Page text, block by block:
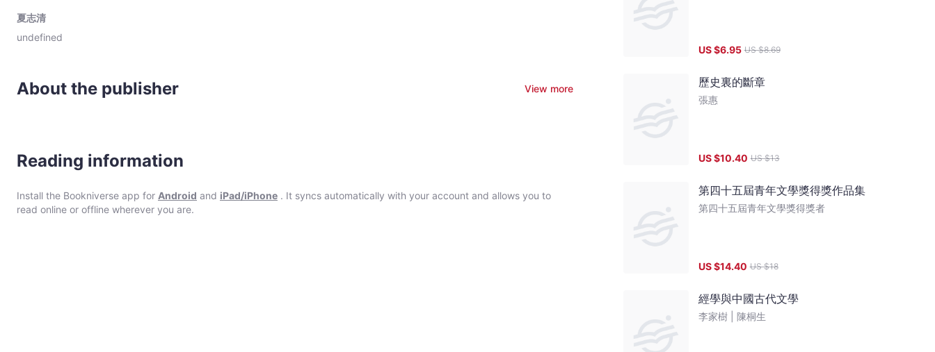
夏志清
undefined
About the publisher View more
Reading information
Install the Bookniverse app for Android and iPad/iPhone . It syncs automatically with your account and allows you to
read online or offline wherever you are.
US $6.95 US $8.69
歷史裏的斷章
張惠
US $10.40 US $13
第四十五屆青年文學獎得獎作品集
第四十五屆青年文學獎得獎者
US $14.40 US $18
經學與中國古代文學
陳桐生